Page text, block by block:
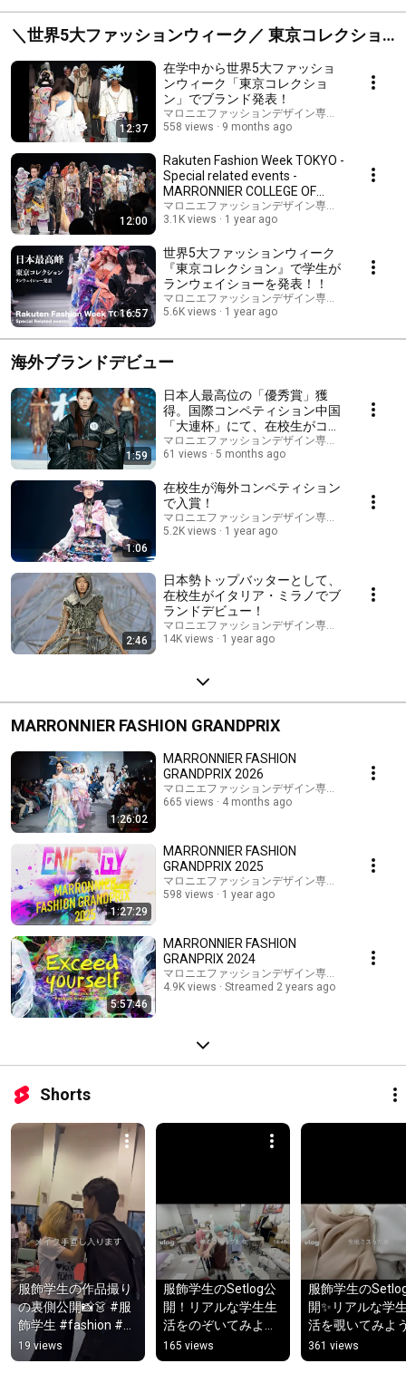
＼世界5大ファッションウィーク／ 東京コレクショ
ン
12:37
在学中から世界5大ファッショ
ンウィーク「東京コレクショ
ン」でブランド発表！
マロニエファッションデザイン専門学校
558 views
9 months ago
12:00
Rakuten Fashion Week TOKYO -
Special related events -
MARRONNIER COLLEGE OF
FASHION DESIGN 2025S/S
マロニエファッションデザイン専門学校
3.1K views
1 year ago
16:57
世界5大ファッションウィーク
『東京コレクション』で学生が
ランウェイショーを発表！！
マロニエファッションデザイン専門学校
5.6K views
1 year ago
海外ブランドデビュー
1:59
日本人最高位の「優秀賞」獲
得。国際コンペティション中国
「大連杯」にて、在校生がコレ
クションを発表。
マロニエファッションデザイン専門学校
61 views
5 months ago
1:06
在校生が海外コンペティション
で入賞！
マロニエファッションデザイン専門学校
5.2K views
1 year ago
2:46
日本勢トップバッターとして、
在校生がイタリア・ミラノでブ
ランドデビュー！
マロニエファッションデザイン専門学校
14K views
1 year ago
MARRONNIER FASHION GRANDPRIX
1:26:02
MARRONNIER FASHION
GRANDPRIX 2026
マロニエファッションデザイン専門学校
665 views
4 months ago
1:27:29
MARRONNIER FASHION
GRANDPRIX 2025
マロニエファッションデザイン専門学校
598 views
1 year ago
5:57:46
MARRONNIER FASHION
GRANPRIX 2024
マロニエファッションデザイン専門学校
4.9K views
Streamed 2 years ago
Shorts
服飾学生の作品撮り
の裏側公開📸👗 #服
飾学生 #fashion #作
品撮り
19 views
服飾学生のSetlog公
開！リアルな学生生
活をのぞいてみよう
✨ #服飾学生
165 views
服飾学生の
開✨リアルな学
活を覗いてみよ
#服飾学生
361 views